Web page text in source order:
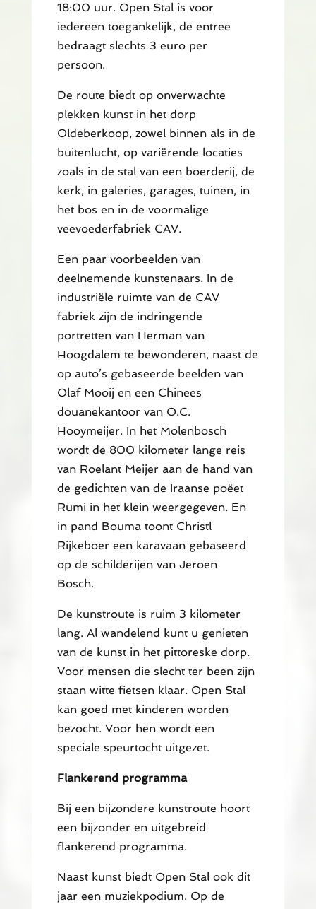
18:00 uur. Open Stal is voor
iedereen toegankelijk, de entree
bedraagt slechts 3 euro per
persoon.
De route biedt op onverwachte
plekken kunst in het dorp
Oldeberkoop, zowel binnen als in de
buitenlucht, op variërende locaties
zoals in de stal van een boerderij, de
kerk, in galeries, garages, tuinen, in
het bos en in de voormalige
veevoederfabriek CAV.
Een paar voorbeelden van
deelnemende kunstenaars. In de
industriële ruimte van de CAV
fabriek zijn de indringende
portretten van Herman van
Hoogdalem te bewonderen, naast de
op auto’s gebaseerde beelden van
Olaf Mooij en een Chinees
douanekantoor van O.C.
Hooymeijer. In het Molenbosch
wordt de 800 kilometer lange reis
van Roelant Meijer aan de hand van
de gedichten van de Iraanse poëet
Rumi in het klein weergegeven. En
in pand Bouma toont Christl
Rijkeboer een karavaan gebaseerd
op de schilderijen van Jeroen
Bosch.
De kunstroute is ruim 3 kilometer
lang. Al wandelend kunt u genieten
van de kunst in het pittoreske dorp.
Voor mensen die slecht ter been zijn
staan witte fietsen klaar. Open Stal
kan goed met kinderen worden
bezocht. Voor hen wordt een
speciale speurtocht uitgezet.
Flankerend programma
Bij een bijzondere kunstroute hoort
een bijzonder en uitgebreid
flankerend programma.
Naast kunst biedt Open Stal ook dit
jaar een muziekpodium. Op de